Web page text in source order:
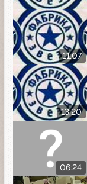
11:07
13:20
06:24